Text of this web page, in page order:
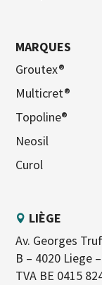
MARQUES
Groutex®
Multicret®
Topoline®
Neosil
Curol
LIÈGE
Av. Georges
B – 4020 Liege
TVA BE 0415